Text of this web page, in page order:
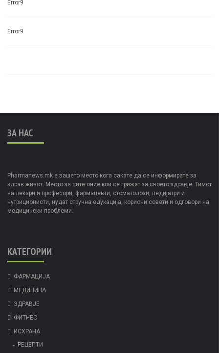
Error9
Error9
ЗА НАС
Pharmanews.mk е вашето место кога сакате да се информирате за
здрав живот. Место за сите оние кои се грижат за своето здравје. Тимот
на лекари и професори, фармацевти, стоматолози, педијатри и
нутриционисти, нудат стручна едукација, корисни совети и одговори на
медицински проблеми.
КАТЕГОРИИ
ФАРМАЦИЈА
МЕДИЦИНА
ЗДРАВЈЕ
ФИТНЕС
ИСХРАНА
РЕЦЕПТИ